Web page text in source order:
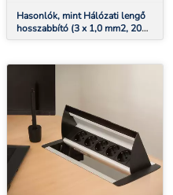
Hasonlók, mint Hálózati lengő
hosszabbító (3 x 1,0 mm2, 20
m)